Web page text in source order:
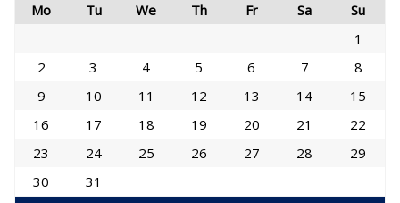
Mo
Tu We Th Fr Sa
Su
1
2
3 4 5 6 7
8
9
10 11 12 13 14
15
16
17 18 19 20 21
22
23
24 25 26 27 28
29
30
31